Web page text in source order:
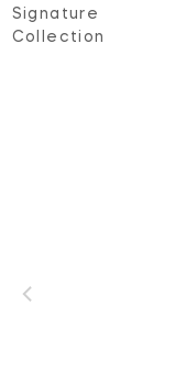
Signature
Collection